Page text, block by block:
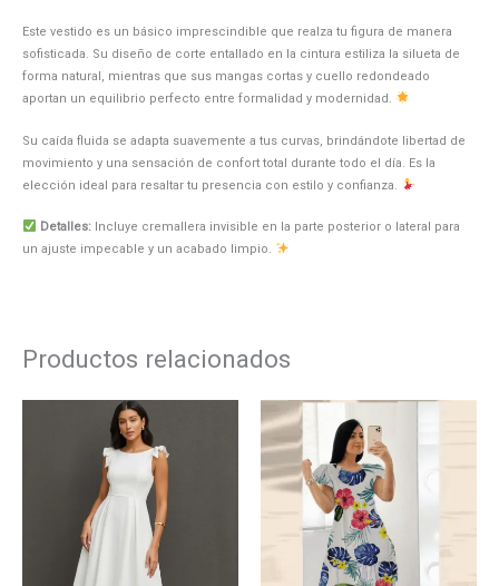
Este vestido es un básico imprescindible que realza tu figura de manera
sofisticada. Su diseño de corte entallado en la cintura estiliza la silueta de
forma natural, mientras que sus mangas cortas y cuello redondeado
aportan un equilibrio perfecto entre formalidad y modernidad.
Su caída fluida se adapta suavemente a tus curvas, brindándote libertad de
movimiento y una sensación de confort total durante todo el día. Es la
elección ideal para resaltar tu presencia con estilo y confianza.
Detalles:Incluye cremallera invisible en la parte posterior o lateral para
un ajuste impecable y un acabado limpio.
Productos relacionados